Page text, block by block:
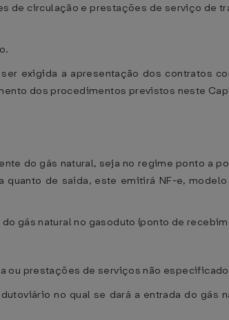
de circulação e prestações de serviço de
exigida a apresentação dos contratos
dos procedimentos previstos neste
do gás natural, seja no regime ponto a
de saída, este emitirá NF-e,
gás natural no gasoduto (ponto de
ou prestações de serviços não
no qual se dará a entrada do gás